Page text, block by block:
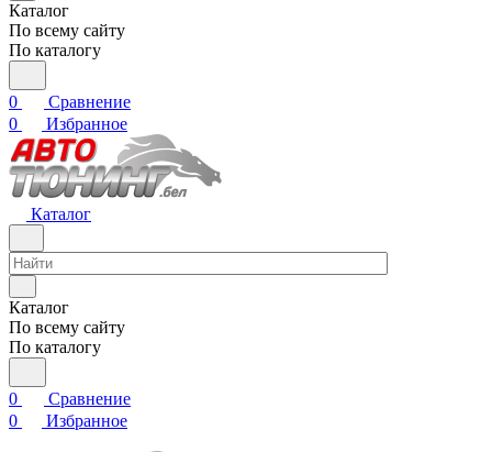
Каталог
По всему сайту
По каталогу
0
Сравнение
0
Избранное
Каталог
Каталог
По всему сайту
По каталогу
0
Сравнение
0
Избранное